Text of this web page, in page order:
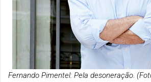
Fernando Pimentel: Pela desoneração.